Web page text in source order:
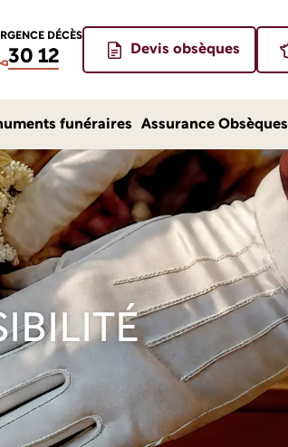
DÉCÈS
30 12 Devis obsèques
funéraires Assurance Obsèques